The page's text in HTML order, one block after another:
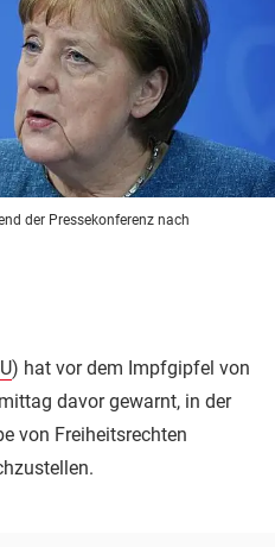
der Pressekonferenz nach
) hat vor dem Impfgipfel von
davor gewarnt, in der
von Freiheitsrechten